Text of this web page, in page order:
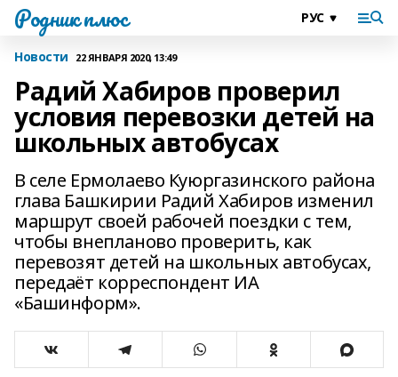
Родник плюс
Новости 22 ЯНВАРЯ 2020, 13:49
Радий Хабиров проверил
условия перевозки детей на
школьных автобусах
В селе Ермолаево Куюргазинского района
глава Башкирии Радий Хабиров изменил
маршрут своей рабочей поездки с тем,
чтобы внепланово проверить, как
перевозят детей на школьных автобусах,
передаёт корреспондент ИА
«Башинформ».